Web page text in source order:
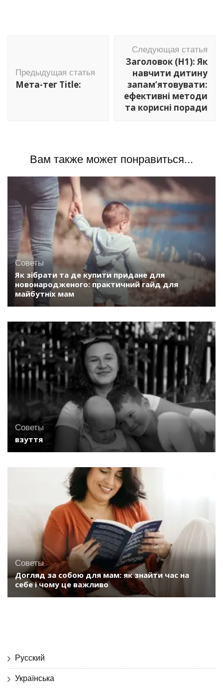
записям
Предыдущая статья
Мета-тег Title:
Следующая статья
Заголовок (H1): Як
навчити дитину
запам’ятовувати:
ефективні методи
та корисні поради
Вам также может понравиться...
Советы
Як зібрати та де купити придане для
новонародженого: практичний гайд для
майбутніх мам
Советы
взуття
Советы
Догляд за собою для мам: як знайти час на
себе і чому це важливо
Русский
Українська